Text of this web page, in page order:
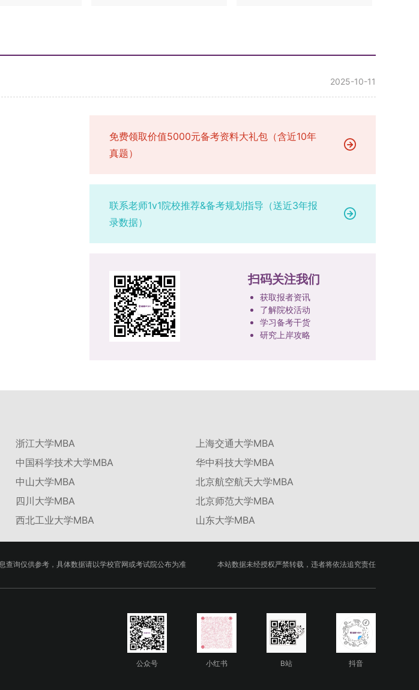
2025-10-11
免费领取价值5000元备考资料大礼包（含近10年
真题）
联系老师1v1院校推荐&备考规划指导（送近3年报
录数据）
扫码关注我们
获取报者资讯
了解院校活动
学习备考干货
研究上岸攻略
浙江大学MBA
上海交通大学MBA
中国科学技术大学MBA
华中科技大学MBA
中山大学MBA
北京航空航天大学MBA
四川大学MBA
北京师范大学MBA
西北工业大学MBA 山东大学MBA
查询仅供参考，具体数据请以学校官网或考试院公布为准 本站数据未经授权严禁转载，违者将依法追究责任
公众号 小红书 B站 抖音